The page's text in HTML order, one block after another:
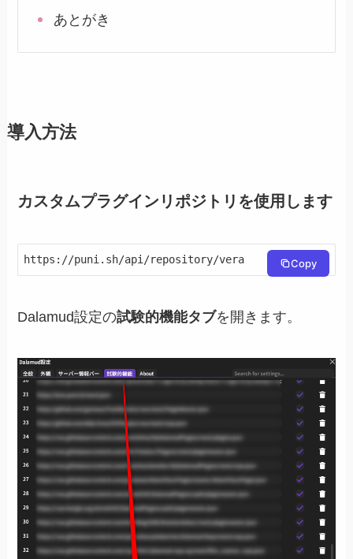
あとがき
導入方法
カスタムプラグインリポジトリを使用します
https://puni.sh/api/repository/vera Copy
Dalamud設定の試験的機能タブを開きます。